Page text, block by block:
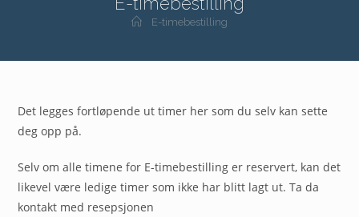
E-timebestilling
Det legges fortløpende ut timer her som du selv kan sette
deg opp på.
Selv om alle timene for E-timebestilling er reservert, kan det
likevel være ledige timer som ikke har blitt lagt ut. Ta da
kontakt med resepsjonen